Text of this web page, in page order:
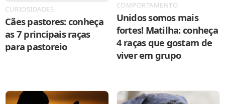
CURIOSIDADES
Cães pastores: conheça
as 7 principais raças
para pastoreio
COMPORTAMENTO
Unidos somos mais
fortes! Matilha: conheça
4 raças que gostam de
viver em grupo